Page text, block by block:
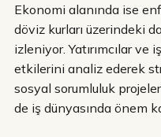
Ekonomi alanında ise
döviz kurları üzerindeki
izleniyor. Yatırımcılar ve
etkilerini analiz ederek
sosyal sorumluluk
de iş dünyasında önem